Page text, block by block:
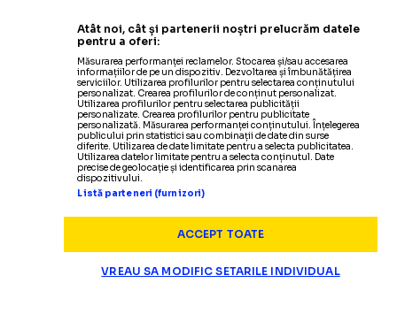
Atât noi, cât și partenerii noștri prelucrăm datele
pentru a oferi:
Măsurarea performanței reclamelor. Stocarea și/sau accesarea
informațiilor de pe un dispozitiv. Dezvoltarea și îmbunătățirea
serviciilor. Utilizarea profilurilor pentru selectarea conținutului
personalizat. Crearea profilurilor de conținut personalizat.
Utilizarea profilurilor pentru selectarea publicității
personalizate. Crearea profilurilor pentru publicitate
personalizată. Măsurarea performanței conținutului. Înțelegerea
publicului prin statistici sau combinații de date din surse
diferite. Utilizarea de date limitate pentru a selecta publicitatea.
Utilizarea datelor limitate pentru a selecta conținutul. Date
precise de geolocație și identificarea prin scanarea
dispozitivului.
Listă parteneri (furnizori)
ACCEPT TOATE
VREAU SA MODIFIC SETARILE INDIVIDUAL